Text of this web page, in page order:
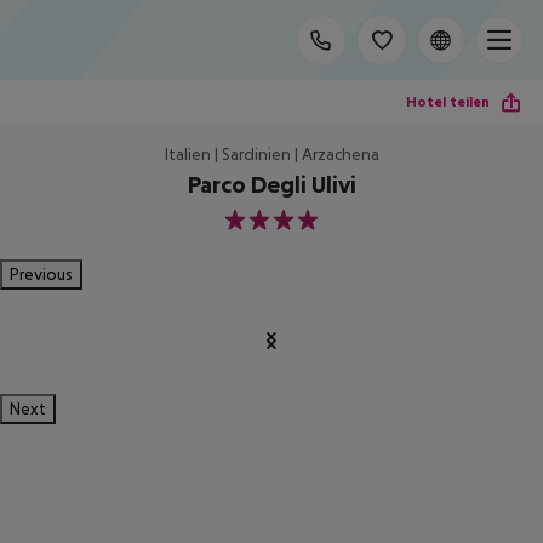
Hotel teilen
Italien | Sardinien | Arzachena
Parco Degli Ulivi
4
Previous
Next